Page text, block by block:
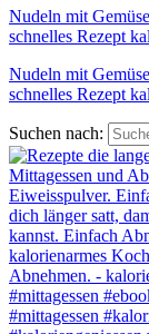
Nudeln mit
schnelles Rezept
Nudeln mit
schnelles Rezept
Suchen nach: